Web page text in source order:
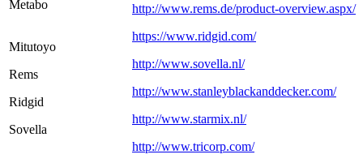
Metabo
Mitutoyo
Rems
Ridgid
Sovella
http://www.rems.de/product-overview.aspx/
https://www.ridgid.com/
http://www.sovella.nl/
http://www.stanleyblackanddecker.com/
http://www.starmix.nl/
http://www.tricorp.com/